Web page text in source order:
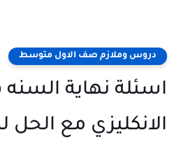
دروس وملازم صف الاول متوسط
اسئلة نهاية
الانكليزي مع